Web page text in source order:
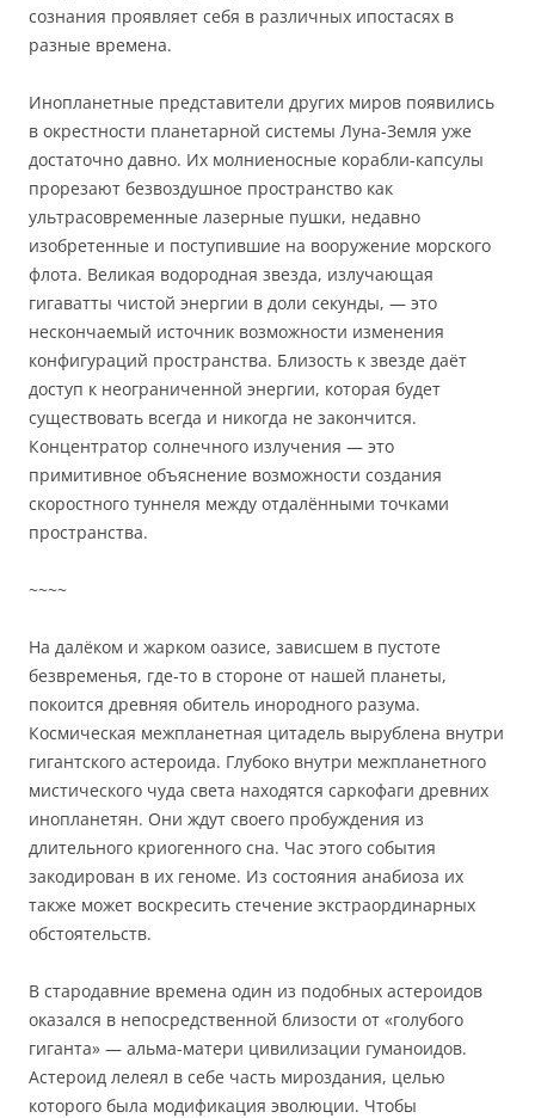
сознания проявляет себя в различных ипостасях в
разные времена.
Инопланетные представители других миров появились
в окрестности планетарной системы Луна-Земля уже
достаточно давно. Их молниеносные корабли-капсулы
прорезают безвоздушное пространство как
ультрасовременные лазерные пушки, недавно
изобретенные и поступившие на вооружение морского
флота. Великая водородная звезда, излучающая
гигаватты чистой энергии в доли секунды, — это
нескончаемый источник возможности изменения
конфигураций пространства. Близость к звезде даёт
доступ к неограниченной энергии, которая будет
существовать всегда и никогда не закончится.
Концентратор солнечного излучения — это
примитивное объяснение возможности создания
скоростного туннеля между отдалёнными точками
пространства.
~~~~
На далёком и жарком оазисе, зависшем в пустоте
безвременья, где-то в стороне от нашей планеты,
покоится древняя обитель инородного разума.
Космическая межпланетная цитадель вырублена внутри
гигантского астероида. Глубоко внутри межпланетного
мистического чуда света находятся саркофаги древних
инопланетян. Они ждут своего пробуждения из
длительного криогенного сна. Час этого события
закодирован в их геноме. Из состояния анабиоза их
также может воскресить стечение экстраординарных
обстоятельств.
В стародавние времена один из подобных астероидов
оказался в непосредственной близости от «голубого
гиганта» — альма-матери цивилизации гуманоидов.
Астероид лелеял в себе часть мироздания, целью
которого была модификация эволюции. Чтобы